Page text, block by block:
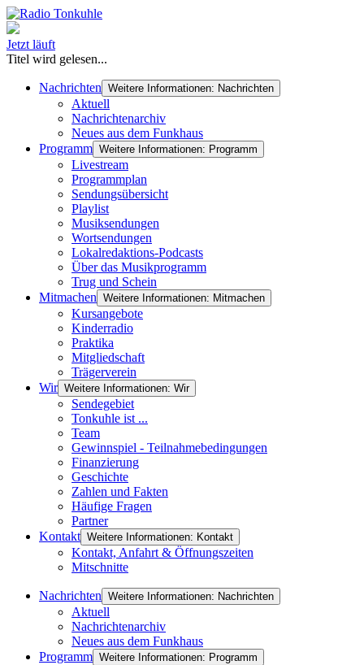
Jetzt läuft
Titel wird gelesen...
Nachrichten Weitere Informationen: Nachrichten
Aktuell
Nachrichtenarchiv
Neues aus dem Funkhaus
Programm Weitere Informationen: Programm
Livestream
Programmplan
Sendungsübersicht
Playlist
Musiksendungen
Wortsendungen
Lokalredaktions-Podcasts
Über das Musikprogramm
Trug und Schein
Mitmachen Weitere Informationen: Mitmachen
Kursangebote
Kinderradio
Praktika
Mitgliedschaft
Trägerverein
Wir Weitere Informationen: Wir
Sendegebiet
Tonkuhle ist ...
Team
Gewinnspiel - Teilnahmebedingungen
Finanzierung
Geschichte
Zahlen und Fakten
Häufige Fragen
Partner
Kontakt Weitere Informationen: Kontakt
Kontakt, Anfahrt & Öffnungszeiten
Mitschnitte
Nachrichten Weitere Informationen: Nachrichten
Aktuell
Nachrichtenarchiv
Neues aus dem Funkhaus
Programm Weitere Informationen: Programm